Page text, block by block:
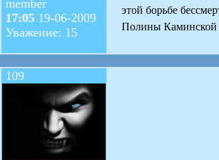
member
17:05 19-06-2009
Уважение: 15
этой борьбе
Полины Каминской
109